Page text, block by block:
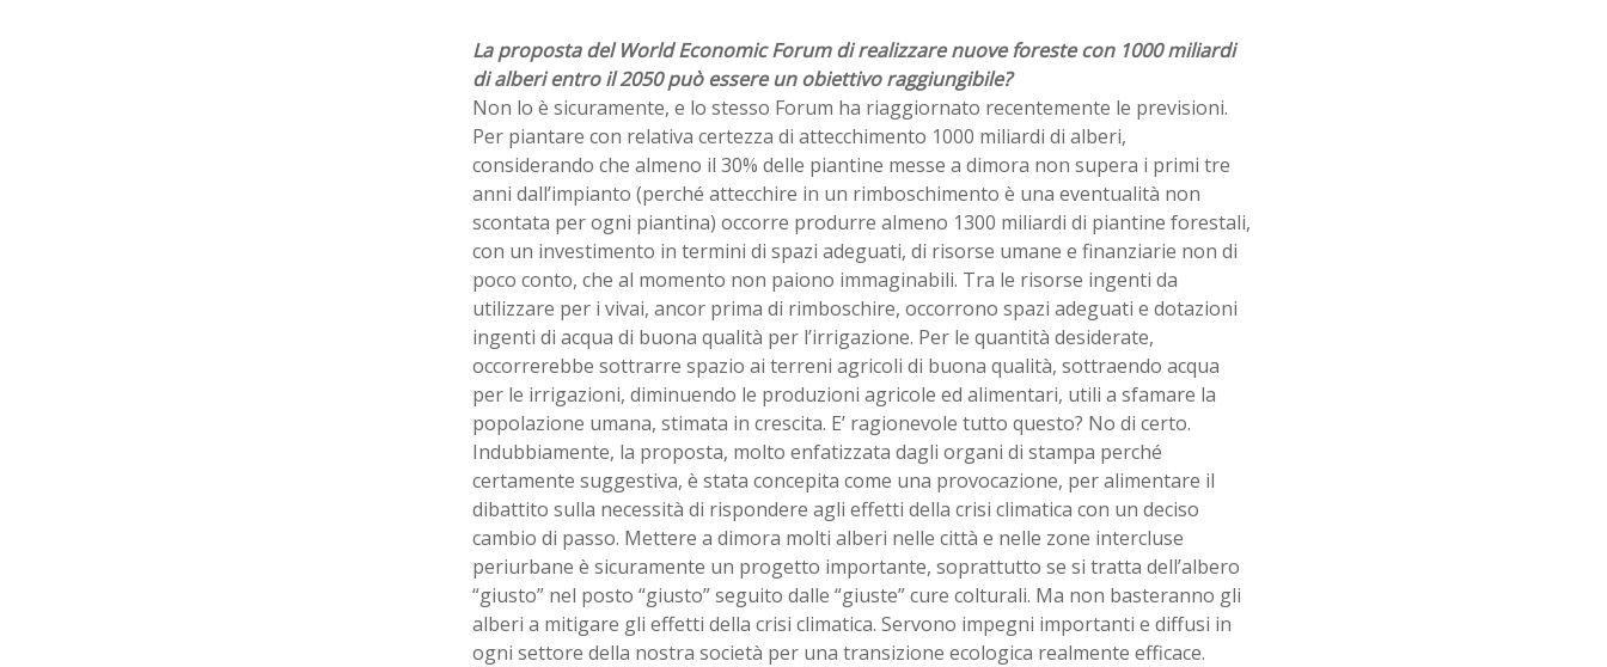
La proposta del World Economic Forum di realizzare nuove foreste con 1000 miliardi
di alberi entro il 2050 può essere un obiettivo raggiungibile?
Non lo è sicuramente, e lo stesso Forum ha riaggiornato recentemente le previsioni.
Per piantare con relativa certezza di attecchimento 1000 miliardi di alberi,
considerando che almeno il 30% delle piantine messe a dimora non supera i primi tre
anni dall’impianto (perché attecchire in un rimboschimento è una eventualità non
scontata per ogni piantina) occorre produrre almeno 1300 miliardi di piantine forestali,
con un investimento in termini di spazi adeguati, di risorse umane e finanziarie non di
poco conto, che al momento non paiono immaginabili. Tra le risorse ingenti da
utilizzare per i vivai, ancor prima di rimboschire, occorrono spazi adeguati e dotazioni
ingenti di acqua di buona qualità per l’irrigazione. Per le quantità desiderate,
occorrerebbe sottrarre spazio ai terreni agricoli di buona qualità, sottraendo acqua
per le irrigazioni, diminuendo le produzioni agricole ed alimentari, utili a sfamare la
popolazione umana, stimata in crescita. E’ ragionevole tutto questo? No di certo.
Indubbiamente, la proposta, molto enfatizzata dagli organi di stampa perché
certamente suggestiva, è stata concepita come una provocazione, per alimentare il
dibattito sulla necessità di rispondere agli effetti della crisi climatica con un deciso
cambio di passo. Mettere a dimora molti alberi nelle città e nelle zone intercluse
periurbane è sicuramente un progetto importante, soprattutto se si tratta dell’albero
“giusto” nel posto “giusto” seguito dalle “giuste” cure colturali. Ma non basteranno gli
alberi a mitigare gli effetti della crisi climatica. Servono impegni importanti e diffusi in
ogni settore della nostra società per una transizione ecologica realmente efficace.